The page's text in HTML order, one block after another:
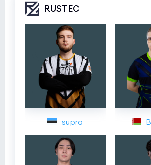
RUSTEC
supra